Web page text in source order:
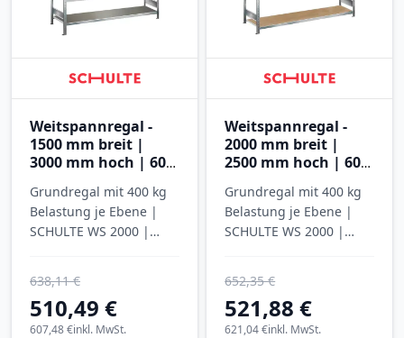
Weitspannregal -
1500 mm breit |
3000 mm hoch | 600
mit Stahlböden
Grundregal mit 400 kg
Belastung je Ebene |
SCHULTE WS 2000 |
510,49 €
638,11 €
inkl. MwSt.
607,48 €
Weitspannregal -
2000 mm breit |
2500 mm hoch | 600
mit Spanplatten
Grundregal mit 400 kg
Belastung je Ebene |
SCHULTE WS 2000 |
521,88 €
652,35 €
inkl. MwSt.
621,04 €